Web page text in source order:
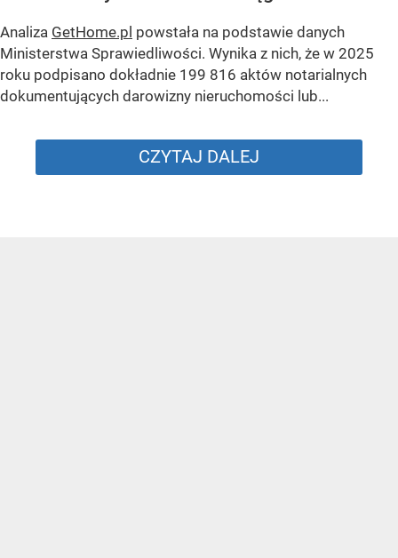
Analiza GetHome.pl powstała na podstawie danych
Ministerstwa Sprawiedliwości. Wynika z nich, że w 2025
roku podpisano dokładnie 199 816 aktów notarialnych
dokumentujących darowizny nieruchomości lub...
CZYTAJ DALEJ